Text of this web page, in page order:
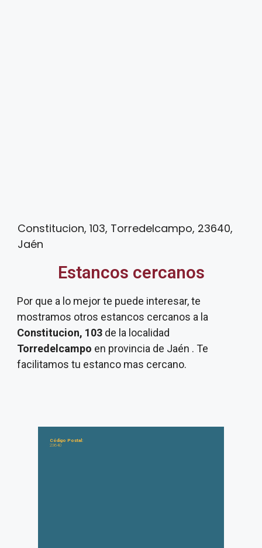
Constitucion, 103, Torredelcampo, 23640,
Jaén
Estancos cercanos
Por que a lo mejor te puede interesar, te
mostramos otros estancos cercanos a la
Constitucion, 103 de la localidad
Torredelcampo en provincia de Jaén . Te
facilitamos tu estanco mas cercano.
Código Postal:
23640